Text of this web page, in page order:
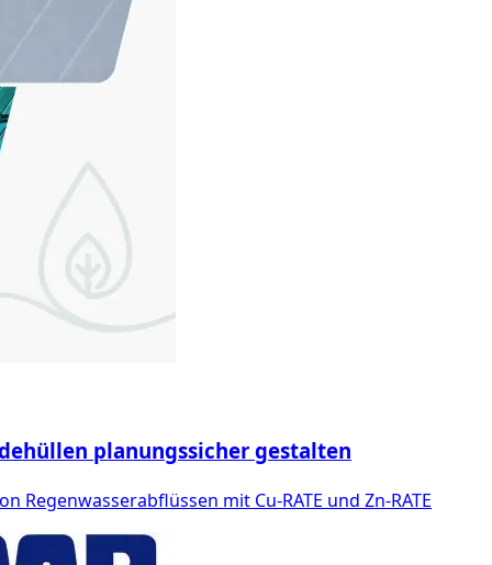
planungssicher gestalten
mit Cu-RATE und Zn-RATE